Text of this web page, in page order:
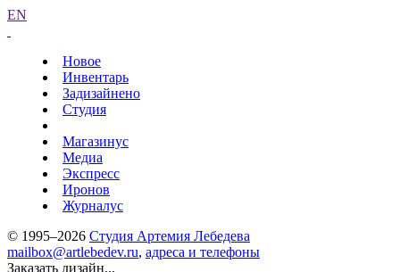
EN
Новое
Инвентарь
Задизайнено
Студия
Магазинус
Медиа
Экспресс
Иронов
Журналус
© 1995–2026 Студия Артемия Лебедева
mailbox@artlebedev.ru, адреса и телефоны
Заказать дизайн...